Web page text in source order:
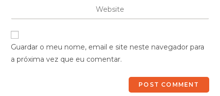
Guardar o meu nome, email e site neste navegador para
a próxima vez que eu comentar.